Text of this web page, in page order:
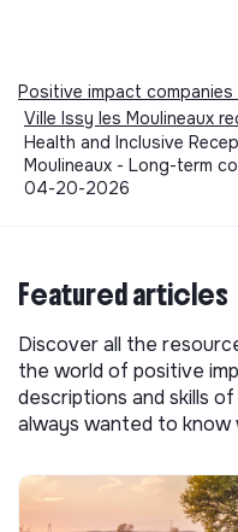
Positive impact
Ville Issy les Moulineaux
Health and Inclusive
Moulineaux - Long-term
04-20-2026
Featured articles
Discover all the
the world of positive
descriptions and skills
always wanted to know